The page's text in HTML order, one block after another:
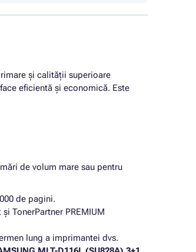
și calității superioare
eficientă și economică. Este
de volum mare sau pentru
de pagini.
TonerPartner PREMIUM
lung a imprimantei dvs.